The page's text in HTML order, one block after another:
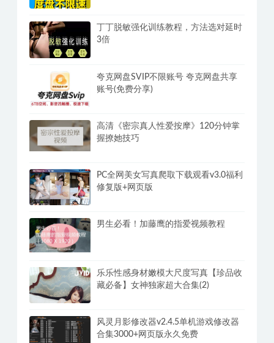
百度网盘满速SVIP下载不限速软件
丁丁脱敏强化训练教程，方法选对延时
夸克网盘SVIP不限账号 夸克网盘共享
高清《密宗真人性爱按摩》120分钟掌
男生必看！加藤鹰的指爱视频教程
乐乐性感身材嫩模大尺度写真【珍品收